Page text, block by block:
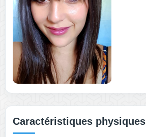
Caractéristiques physiques